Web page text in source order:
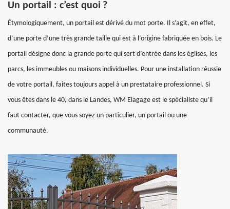
Un portail : c’est quoi ?
Étymologiquement, un portail est dérivé du mot porte. Il s’agit, en effet,
d’une porte d’une très grande taille qui est à l’origine fabriquée en bois. Le
portail désigne donc la grande porte qui sert d’entrée dans les églises, les
parcs, les immeubles ou maisons individuelles. Pour une installation réussie
de votre portail, faites toujours appel à un prestataire professionnel. Si
vous êtes dans le 40, dans le Landes, WM Elagage est le spécialiste qu’il
faut contacter, que vous soyez un particulier, un portail ou une
communauté.